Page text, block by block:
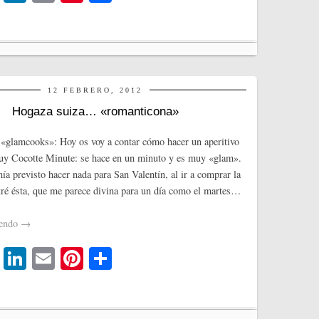
ed
In
ailer
es
t
m
pa
rti
r
12 FEBRERO, 2012
Hogaza suiza… «romanticona»
Hoy os voy a contar cómo hacer un aperitivo
Cocotte Minute: se hace en un minuto y es muy «glam».
previsto hacer nada para San Valentín, al ir a comprar la
ésta, que me parece divina para un día como el martes…
→
T Li
ed
E
ail
Pi
er m